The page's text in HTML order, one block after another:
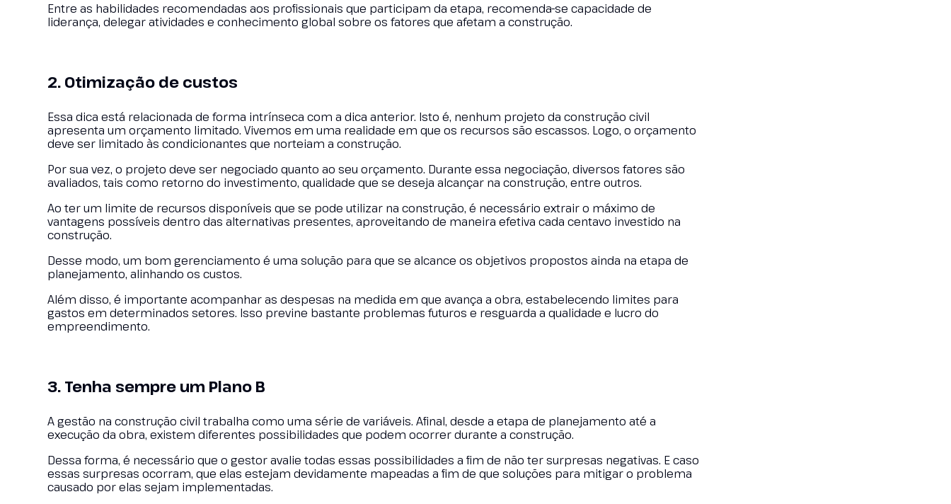
Entre as habilidades recomendadas aos profissionais que participam da etapa, recomenda-se capacidade de
liderança, delegar atividades e conhecimento global sobre os fatores que afetam a construção.
2. Otimização de custos
Essa dica está relacionada de forma intrínseca com a dica anterior. Isto é, nenhum projeto da construção civil
apresenta um orçamento limitado. Vivemos em uma realidade em que os recursos são escassos. Logo, o orçamento
deve ser limitado às condicionantes que norteiam a construção.
Por sua vez, o projeto deve ser negociado quanto ao seu orçamento. Durante essa negociação, diversos fatores são
avaliados, tais como retorno do investimento, qualidade que se deseja alcançar na construção, entre outros.
Ao ter um limite de recursos disponíveis que se pode utilizar na construção, é necessário extrair o máximo de
vantagens possíveis dentro das alternativas presentes, aproveitando de maneira efetiva cada centavo investido na
construção.
Desse modo, um bom gerenciamento é uma solução para que se alcance os objetivos propostos ainda na etapa de
planejamento, alinhando os custos.
Além disso, é importante acompanhar as despesas na medida em que avança a obra, estabelecendo limites para
gastos em determinados setores. Isso previne bastante problemas futuros e resguarda a qualidade e lucro do
empreendimento.
3. Tenha sempre um Plano B
A gestão na construção civil trabalha como uma série de variáveis. Afinal, desde a etapa de planejamento até a
execução da obra, existem diferentes possibilidades que podem ocorrer durante a construção.
Dessa forma, é necessário que o gestor avalie todas essas possibilidades a fim de não ter surpresas negativas. E caso
essas surpresas ocorram, que elas estejam devidamente mapeadas a fim de que soluções para mitigar o problema
causado por elas sejam implementadas.